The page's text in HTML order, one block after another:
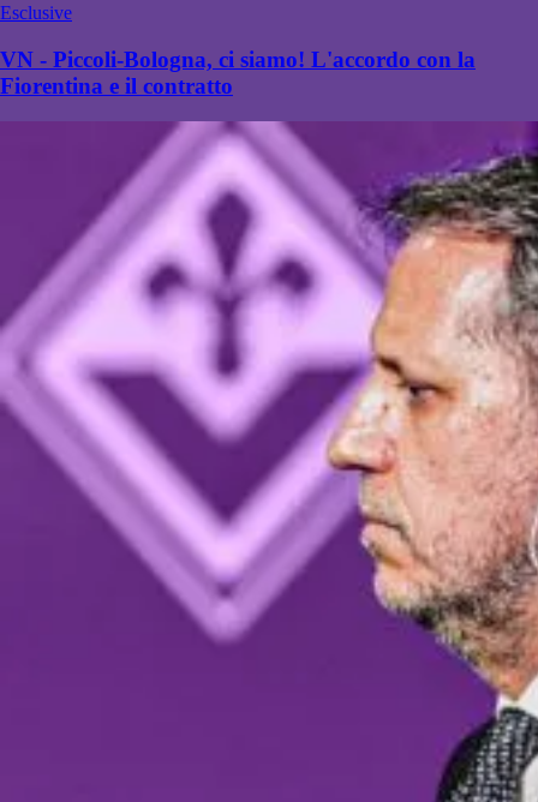
Esclusive
VN - Piccoli-Bologna, ci siamo! L'accordo con la
Fiorentina e il contratto